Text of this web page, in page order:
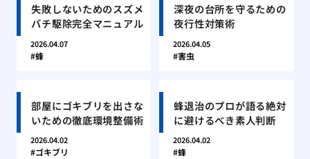
失敗しないためのスズメ
バチ駆除完全マニュアル
2026.04.07
蜂
深夜の台所を守るための
夜行性対策術
2026.04.05
害虫
部屋にゴキブリを出さな
いための徹底環境整備術
2026.04.02
ゴキブリ
蜂退治のプロが語る絶対
に避けるべき素人判断
2026.04.02
蜂